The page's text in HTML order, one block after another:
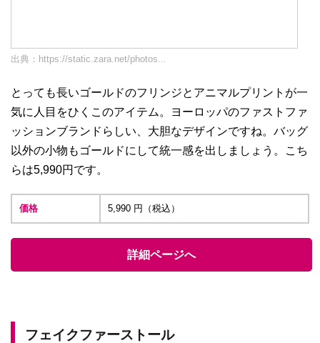
出典： https://static.zara.net/photos...
とっても長いゴールドのフリンジとアニマルプリントが一
気に人目をひくこのアイテム。ヨーロッパのファストファ
ッションブランドらしい、大胆なデザインですね。バッグ
以外の小物もゴールドにして統一感を出しましょう。こち
らは5,990円です。
価格 5,990 円（税込）
詳細ページへ
フェイクファーストール